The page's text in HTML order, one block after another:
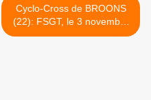
Cyclo-Cross de BROONS
(22): FSGT, le 3 novembre
2019 >